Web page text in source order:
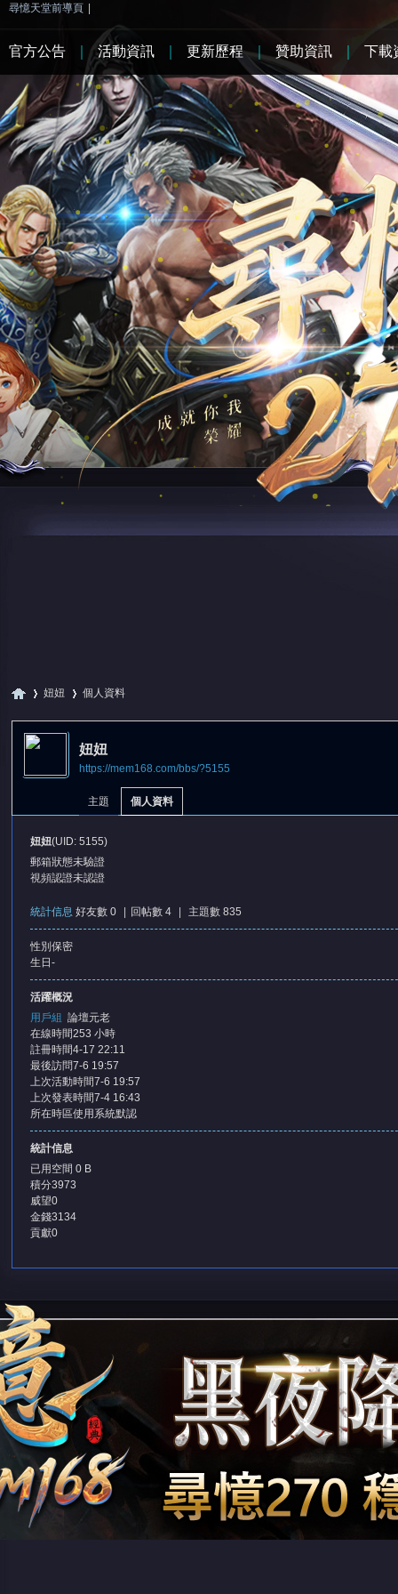
尋憶天堂前導頁
堂
妞妞 個人資料
妞妞
https://mem168.com/bbs/?5155
主題 個人資料
妞妞(UID: 5155)
郵箱狀態未驗證
視頻認證未認證
統計信息 好友數 0 回帖數 4 主題數 835
性別 保密
生日 -
活躍概況
用戶組 論壇元老
在線時間253 小時
註冊時間4-17 22:11
最後訪問7-6 19:57
上次活動時間7-6 19:57
上次發表時間7-4 16:43
所在時區使用系統默認
統計信息
已用空間 0 B
積分3973
威望0
金錢3134
貢獻0